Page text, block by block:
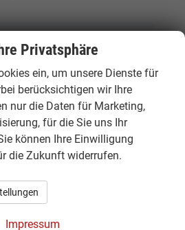
Sie bei Kia EU-
Lieferzeit,
und mögliche
erkennen Sie den
Plug-in-Hybrid
Privatsphäre
ein, um unsere Dienste für
berücksichtigen wir Ihre
nur die Daten für Marketing,
für die Sie uns Ihr
können Ihre Einwilligung
die Zukunft widerrufen.
Impressum